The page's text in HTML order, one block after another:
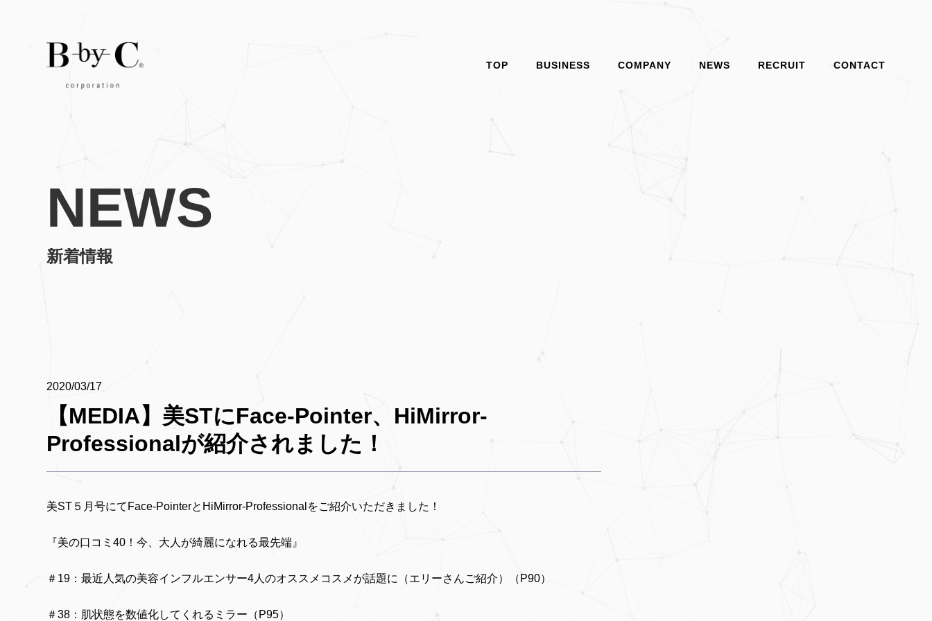
TOP BUSINESS COMPANY NEWS RECRUIT CONTACT
NEWS
新着情報
2020/03/17
【MEDIA】美STにFace-Pointer、HiMirror-
Professionalが紹介されました！
美ST５月号にてFace-PointerとHiMirror-Professionalをご紹介いただきました！
『美の口コミ40！今、大人が綺麗になれる最先端』
＃19：最近人気の美容インフルエンサー4人のオススメコスメが話題に（エリーさんご紹介）（P90）
＃38：肌状態を数値化してくれるミラー（P95）